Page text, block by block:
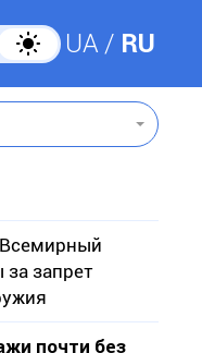
UA RU
за запрет
почти без